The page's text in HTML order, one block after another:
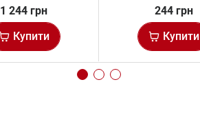
1 244 грн
Купити
244 грн
Купити